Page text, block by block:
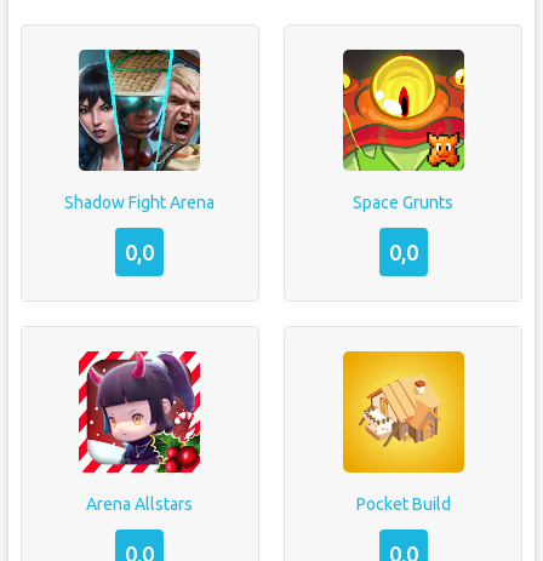
Shadow Fight Arena
0,0
Space Grunts
0,0
Arena Allstars
0,0
Pocket Build
0,0